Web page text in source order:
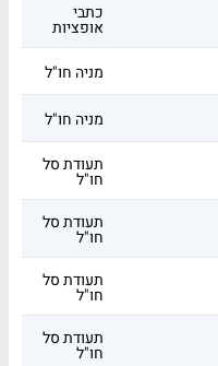
כתבי
אופציות
מניה חו"ל
מניה חו"ל
תעודת סל
חו"ל
תעודת סל
חו"ל
תעודת סל
חו"ל
תעודת סל
חו"ל